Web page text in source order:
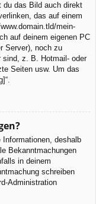
du das Bild auch direkt
das auf einem
mein-
auf deinem eigenen PC
Server), noch zu
sind, z. B. Hotmail- oder
Seiten usw. Um das
deshalb
Bekanntmachungen
in deinem
schreiben
Administration